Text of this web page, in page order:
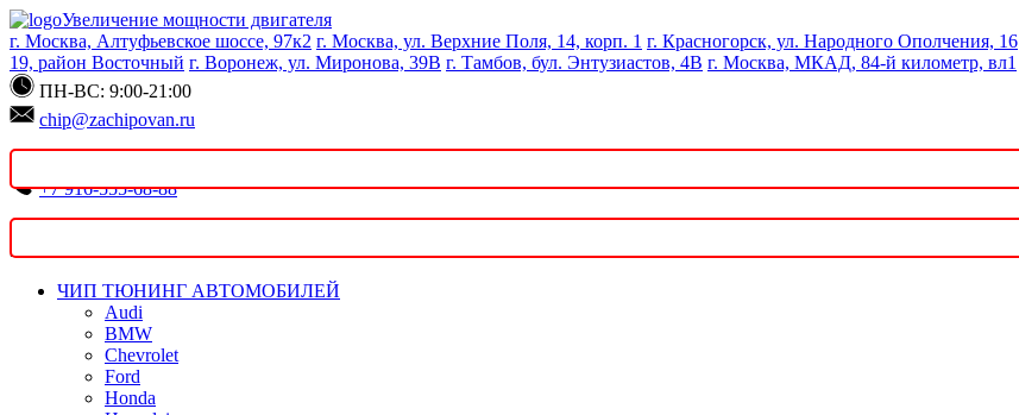
Увеличение мощности двигателя
г. Москва, Алтуфьевское шоссе, 97к2 г. Москва, ул. Верхние Поля, 14, корп. 1 г. Красногорск, ул. Народного Ополчения, 16
19, район Восточный г. Воронеж, ул. Миронова, 39В г. Тамбов, бул. Энтузиастов, 4В г. Москва, МКАД, 84-й километр, вл1
ПН-ВС: 9:00-21:00
chip@zachipovan.ru
+7 916-555-68-88
Записаться онлайн
ЧИП ТЮНИНГ АВТОМОБИЛЕЙ
Audi
BMW
Chevrolet
Ford
Honda